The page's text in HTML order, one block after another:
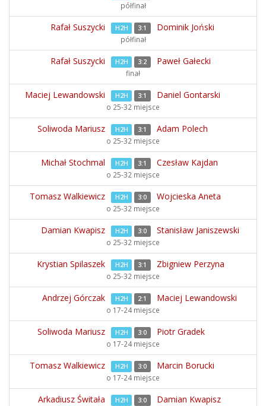
półfinał
Rafał Suszycki H2H 3:1 Dominik Joński
półfinał
Rafał Suszycki H2H 3:2 Paweł Gałecki
finał
Maciej Lewandowski H2H 3:1 Daniel Gontarski
o 25-32 miejsce
Soliwoda Mariusz H2H 3:1 Adam Polech
o 25-32 miejsce
Michał Stochmal H2H 3:1 Czesław Kajdan
o 25-32 miejsce
Tomasz Walkiewicz H2H 3:0 Wojcieska Aneta
o 25-32 miejsce
Damian Kwapisz H2H 3:0 Stanisław Janiszewski
o 25-32 miejsce
Krystian Spilaszek H2H 3:1 Zbigniew Perzyna
o 25-32 miejsce
Andrzej Górczak H2H 2:1 Maciej Lewandowski
o 17-24 miejsce
Soliwoda Mariusz H2H 3:0 Piotr Gradek
o 17-24 miejsce
Tomasz Walkiewicz H2H 3:0 Marcin Borucki
o 17-24 miejsce
Arkadiusz Świtała H2H 3:0 Damian Kwapisz